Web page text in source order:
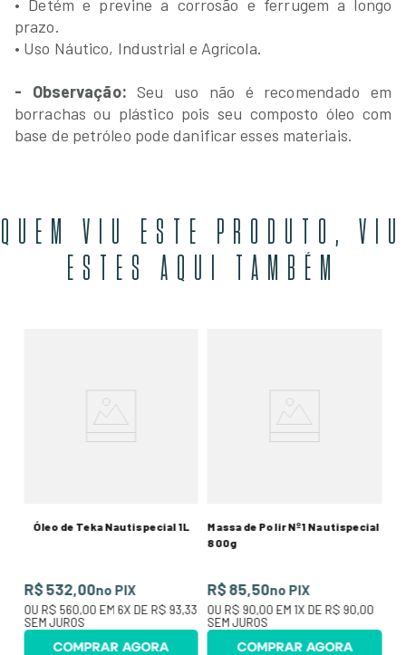
• Detém e previne a corrosão e ferrugem a longo
prazo.
• Uso Náutico, Industrial e Agrícola.
- Observação: Seu uso não é recomendado em
borrachas ou plástico pois seu composto óleo com
base de petróleo pode danificar esses materiais.
QUEM VIU ESTE PRODUTO, VIU
ESTES AQUI TAMBÉM
Óleo de Teka Nautispecial 1L
R$ 532,00no PIX
OU R$ 560,00 EM 6X DE R$ 93,33
SEM JUROS
COMPRAR AGORA
Massa de Polir Nº1 Nautispecial
800g
R$ 85,50no PIX
OU R$ 90,00 EM1X DE R$ 90,00
SEM JUROS
COMPRAR AGORA